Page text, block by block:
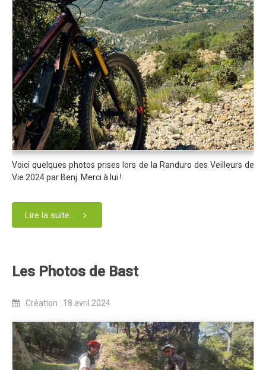
Blog 2022
Règlement 2022
Dossier de presse 2022
Affiche 2022
Partenaires 2022
Plans des spéciales 2022
Résultats 2022
Photos 2022
Edition 2020
Dossier de Presse 2020
Résultats 2019
Plan des spéciales 2019
Programme 2019
Affiche 2019
Voici quelques photos prises lors de la Randuro des Veilleurs de
Vie 2024 par Benj. Merci à lui !
Lire la suite...
Les Photos de Bast
Création : 18 avril 2024